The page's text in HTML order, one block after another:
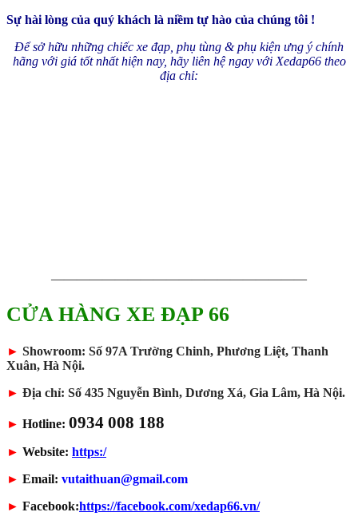
Sự hài lòng của quý khách là niềm tự hào của chúng tôi !
Để sở hữu những chiếc xe đạp, phụ tùng & phụ kiện ưng ý chính
hãng với giá tốt nhất hiện nay, hãy liên hệ ngay với Xedap66 theo
địa chỉ:
————————————————————
CỬA HÀNG XE ĐẠP 66
► Showroom: Số 97A Trường Chinh, Phương Liệt, Thanh
Xuân, Hà Nội.
► Địa chỉ: Số 435 Nguyễn Bình, Dương Xá, Gia Lâm, Hà Nội.
► Hotline: 0934 008 188
► Website: https:/
► Email: vutaithuan@gmail.com
► Facebook:https://facebook.com/xedap66.vn/